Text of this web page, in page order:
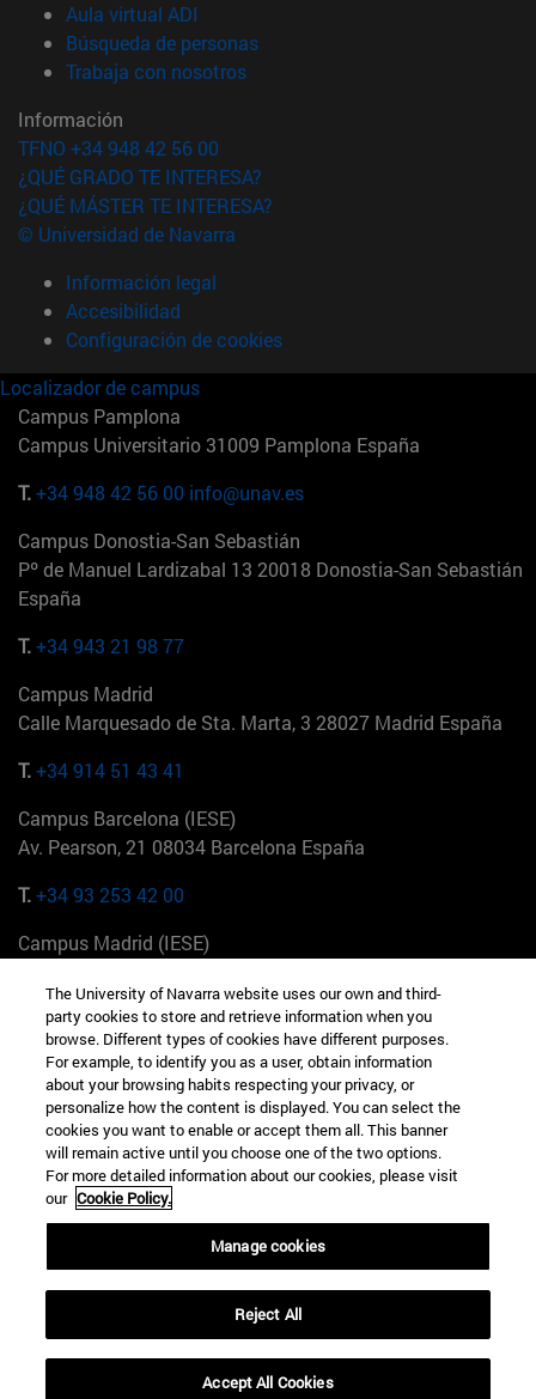
Aula virtual ADI
Búsqueda de personas(abre en nueva ventana)
Trabaja con nosotros(abre en nueva ventana)
Información
TFNO +34 948 42 56 00
¿QUÉ GRADO TE INTERESA?
¿QUÉ MÁSTER TE INTERESA?
© Universidad de Navarra
Información legal
Accesibilidad
Configuración de cookies
Localizador de campus
Campus Pamplona
Campus Universitario 31009 Pamplona España
T.+34 948 42 56 00 info@unav.es
Campus Donostia-San Sebastián
Pº de Manuel Lardizabal 13 20018 Donostia-San Sebastián
España
T.+34 943 21 98 77
Campus Madrid
Calle Marquesado de Sta. Marta, 3 28027 Madrid España
T.+34 914 51 43 41
Campus Barcelona (IESE)
Av. Pearson, 21 08034 Barcelona España
T.+34 93 253 42 00
Campus Madrid (IESE)
+34 912 11 30 00
Campus Nueva York (IESE)
165 W 57th St 10019-2201 Nueva York EE.UU
+1 646 346 8850
Campus Munich (IESE)
Maria-Theresia-Straße 15 81675 Múnich Alemania
+49 89 24209790
Campus Sao Paulo (IESE)
Rua Martiniano de Carvalho, 573 01321001 Bela Vista Brasil
The University of Navarra website uses our own and third-
party cookies to store and retrieve information when you
browse. Different types of cookies have different purposes.
For example, to identify you as a user, obtain information
about your browsing habits respecting your privacy, or
personalize how the content is displayed. You can select the
cookies you want to enable or accept them all. This banner
will remain active until you choose one of the two options.
For more detailed information about our cookies, please visit
our Cookie Policy.
Manage cookies
Reject All
Accept All Cookies